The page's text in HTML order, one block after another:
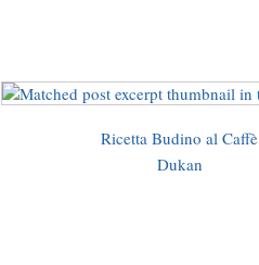
Ricetta Budino al Caffè
Dukan